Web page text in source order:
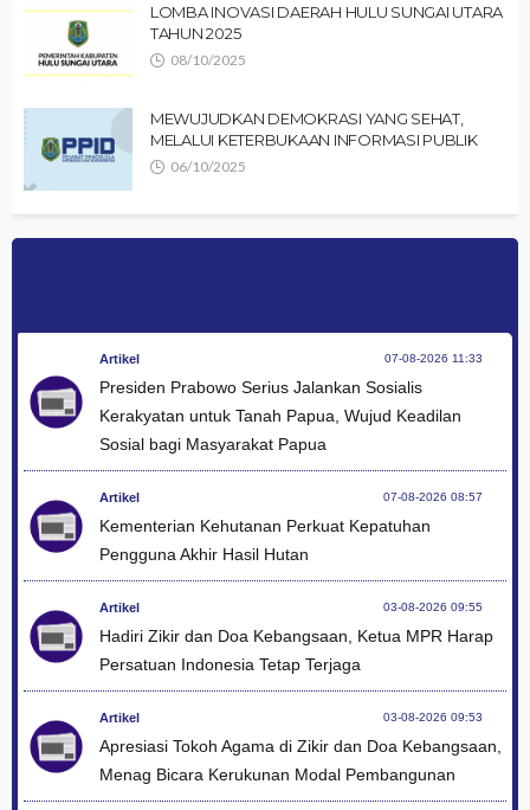
LOMBA INOVASI DAERAH HULU SUNGAI UTARA
TAHUN 2025
08/10/2025
MEWUJUDKAN DEMOKRASI YANG SEHAT,
MELALUI KETERBUKAAN INFORMASI PUBLIK
06/10/2025
Artikel 07-08-2026 11:33
Presiden Prabowo Serius Jalankan Sosialis
Kerakyatan untuk Tanah Papua, Wujud Keadilan
Sosial bagi Masyarakat Papua
Artikel 07-08-2026 08:57
Kementerian Kehutanan Perkuat Kepatuhan
Pengguna Akhir Hasil Hutan
Artikel 03-08-2026 09:55
Hadiri Zikir dan Doa Kebangsaan, Ketua MPR Harap
Persatuan Indonesia Tetap Terjaga
Artikel 03-08-2026 09:53
Apresiasi Tokoh Agama di Zikir dan Doa Kebangsaan,
Menag Bicara Kerukunan Modal Pembangunan